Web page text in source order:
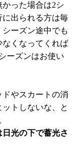
った場合は2シ
出られる方は毎
ーズン途中でも
なくなってくれば
ーズンはお使い
やスカートの消
トしないな、と
光の下で蓄光さ